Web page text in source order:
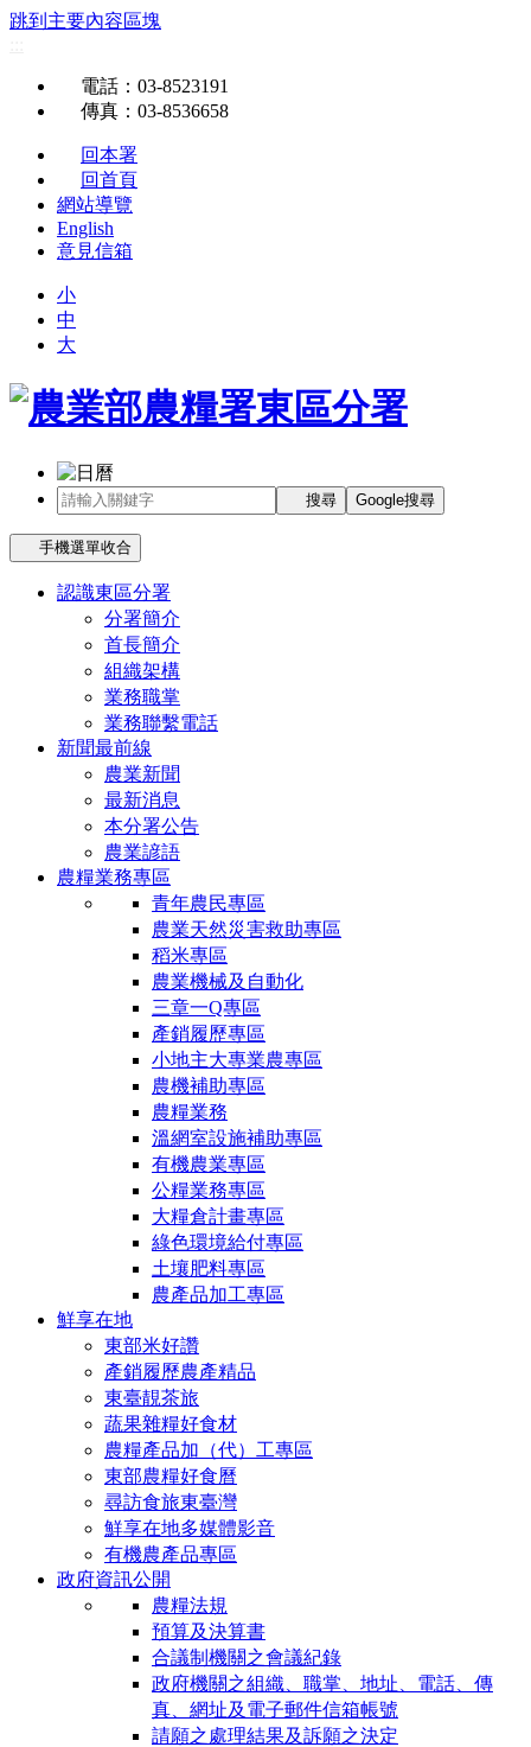
跳到主要內容區塊
電話 ：03-8523191
傳真 ：03-8536658
回本署
回首頁
網站導覽
English
意見信箱
小
中
大
搜尋 Google搜尋
手機選單收合
認識東區分署
分署簡介
首長簡介
組織架構
業務職掌
業務聯繫電話
新聞最前線
農業新聞
最新消息
本分署公告
農業諺語
農糧業務專區
青年農民專區
農業天然災害救助專區
稻米專區
農業機械及自動化
三章一Q專區
產銷履歷專區
小地主大專業農專區
農機補助專區
農糧業務
溫網室設施補助專區
有機農業專區
公糧業務專區
大糧倉計畫專區
綠色環境給付專區
土壤肥料專區
農產品加工專區
鮮享在地
東部米好讚
產銷履歷農產精品
東臺靚茶旅
蔬果雜糧好食材
農糧產品加（代）工專區
東部農糧好食曆
尋訪食旅東臺灣
鮮享在地多媒體影音
有機農產品專區
政府資訊公開
農糧法規
預算及決算書
合議制機關之會議紀錄
政府機關之組織、職掌、地址、電話、傳
真、網址及電子郵件信箱帳號
請願之處理結果及訴願之決定